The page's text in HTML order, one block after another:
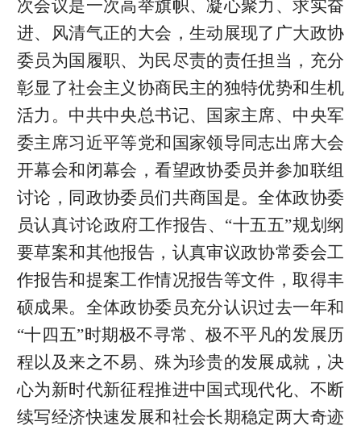
次会议是一次高举旗帜、凝心聚力、求实奋
进、风清气正的大会，生动展现了广大政协
委员为国履职、为民尽责的责任担当，充分
彰显了社会主义协商民主的独特优势和生机
活力。中共中央总书记、国家主席、中央军
委主席习近平等党和国家领导同志出席大会
开幕会和闭幕会，看望政协委员并参加联组
讨论，同政协委员们共商国是。全体政协委
员认真讨论政府工作报告、“十五五”规划纲
要草案和其他报告，认真审议政协常委会工
作报告和提案工作情况报告等文件，取得丰
硕成果。全体政协委员充分认识过去一年和
“十四五”时期极不寻常、极不平凡的发展历
程以及来之不易、殊为珍贵的发展成就，决
心为新时代新征程推进中国式现代化、不断
续写经济快速发展和社会长期稳定两大奇迹